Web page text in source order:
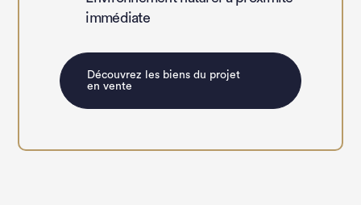
immédiate
Découvrez les biens du projet
en vente